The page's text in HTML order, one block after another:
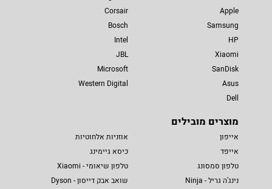
Apple
Samsung
HP
Xiaomi
SanDisk
Asus
Dell
Corsair
Bosch
Intel
JBL
Microsoft
Western Digital
מוצרים מובילים
אייפון
אייפד
טלפון סמסונג
נינג'ה גריל - Ninja
אוזניות אלחוטיות
כיסא גיימינג
טלפון שיאומי - Xiaomi
שואב אבק דייסון - Dyson